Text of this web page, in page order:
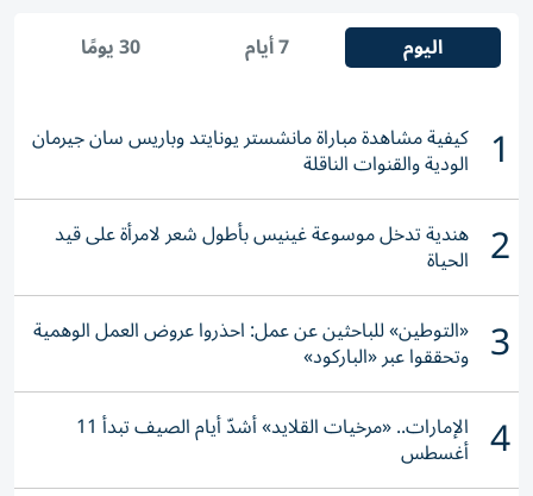
اليوم 7 أيام 30 يومًا
1 كيفية مشاهدة مباراة مانشستر يونايتد وباريس سان جيرمان
الودية والقنوات الناقلة
2 هندية تدخل موسوعة غينيس بأطول شعر لامرأة على قيد
الحياة
3 «التوطين» للباحثين عن عمل: احذروا عروض العمل الوهمية
وتحققوا عبر «الباركود»
4 الإمارات.. «مرخيات القلايد» أشدّ أيام الصيف تبدأ 11
أغسطس